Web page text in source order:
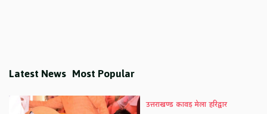
Latest News Most Popular
उत्तराखण्ड कावड़ मेला हरिद्वार